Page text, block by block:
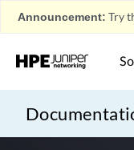
Announcement: Try